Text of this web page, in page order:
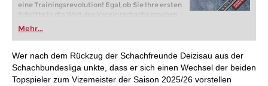
eine Trainingsrevolution! Egal, ob Sie Ihre ersten
Schritte in die Welt des Vereinsschachs machen
oder bereits auf Turnierniveau spielen: Mit
FRITZ trainieren Sie effizienter, intelligenter und
individueller als je zuvor.
Mehr...
Wer nach dem Rückzug der Schachfreunde Deizisau aus der
Schachbundesliga unkte, dass er sich einen Wechsel der beiden
Topspieler zum Vizemeister der Saison 2025/26 vorstellen